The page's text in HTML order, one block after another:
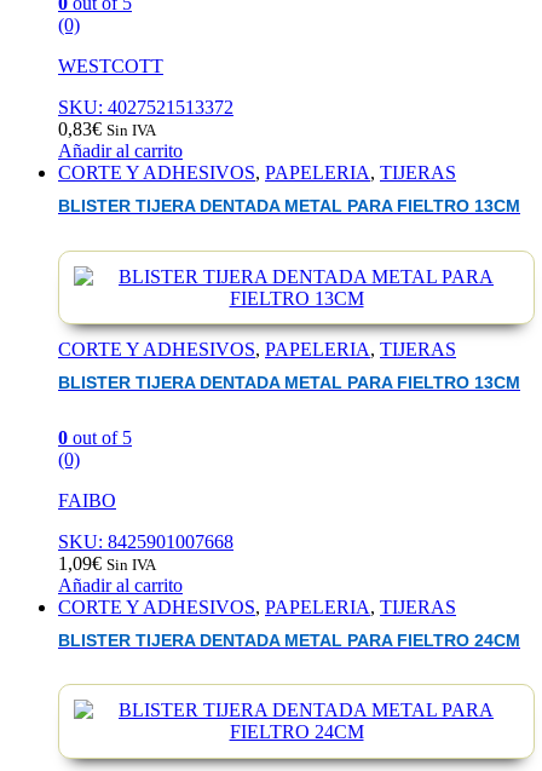
(0)
WESTCOTT
SKU: 4027521513372
0,83€ Sin IVA
Añadir al carrito
CORTE Y ADHESIVOS, PAPELERIA, TIJERAS
BLISTER TIJERA DENTADA METAL PARA FIELTRO 13CM
CORTE Y ADHESIVOS, PAPELERIA, TIJERAS
BLISTER TIJERA DENTADA METAL PARA FIELTRO 13CM
0 out of 5
(0)
FAIBO
SKU: 8425901007668
1,09€ Sin IVA
Añadir al carrito
CORTE Y ADHESIVOS, PAPELERIA, TIJERAS
BLISTER TIJERA DENTADA METAL PARA FIELTRO 24CM